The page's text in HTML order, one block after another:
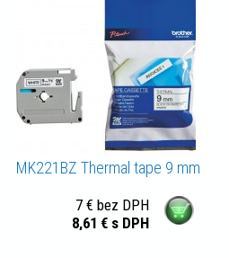
MK221BZ Thermal tape 9 mm
7 € bez DPH
8,61 € s DPH